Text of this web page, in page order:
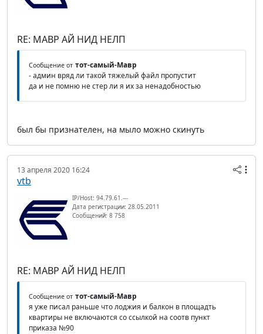
RE: МАВР АЙ НИД НЕЛП
Сообщение от тот-самый-Мавр
- админ вряд ли такой тяжелый файл пропустит
да и не помню не стер ли я их за ненадобностью
был бы признателен, на мыло можно скинуть
13 апреля 2020 16:24
vtb
IP/Host: 94.79.61.---
Дата регистрации: 28.05.2011
Сообщений: 8 758
RE: МАВР АЙ НИД НЕЛП
Сообщение от тот-самый-Мавр
я уже писал раньше что лоджия и балкон в площадть
квартиры не включаются со ссылкой на соотв пункт
приказа №90